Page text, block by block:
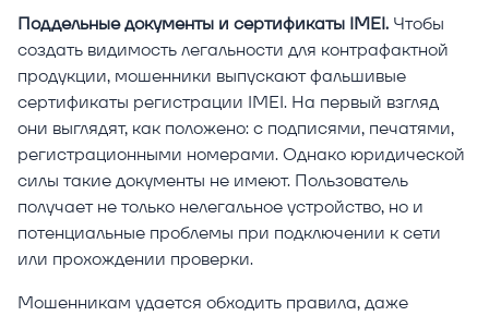
Поддельные документы и сертификаты IMEI. Чтобы
создать видимость легальности для контрафактной
продукции, мошенники выпускают фальшивые
сертификаты регистрации IMEI. На первый взгляд
они выглядят, как положено: с подписями, печатями,
регистрационными номерами. Однако юридической
силы такие документы не имеют. Пользователь
получает не только нелегальное устройство, но и
потенциальные проблемы при подключении к сети
или прохождении проверки.
Мошенникам удается обходить правила, даже